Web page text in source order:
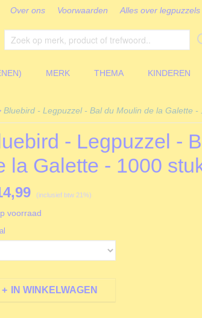
Over ons Voorwaarden Alles over legpuzzels
MERK THEMA KINDEREN
Bluebird - Legpuzzel - Bal du Moulin de la Galette -
- Legpuzzel -
la Galette - 1000
(inclusief btw 21%)
voorraad
IN WINKELWAGEN